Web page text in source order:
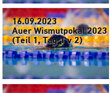
16.09.2023
Auer Wismutpokal 2023
(Teil 1, Tag 1 v 2)